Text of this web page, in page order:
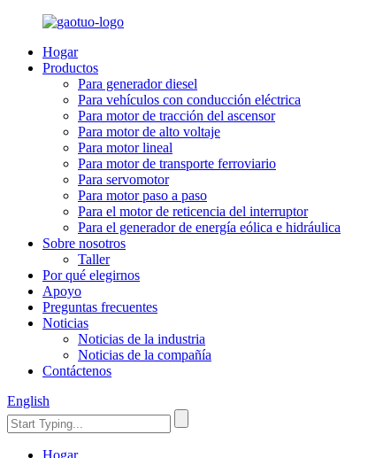
Hogar
Productos
Para generador diesel
Para vehículos con conducción eléctrica
Para motor de tracción del ascensor
Para motor de alto voltaje
Para motor lineal
Para motor de transporte ferroviario
Para servomotor
Para motor paso a paso
Para el motor de reticencia del interruptor
Para el generador de energía eólica e hidráulica
Sobre nosotros
Taller
Por qué elegirnos
Apoyo
Preguntas frecuentes
Noticias
Noticias de la industria
Noticias de la compañía
Contáctenos
English
Hogar